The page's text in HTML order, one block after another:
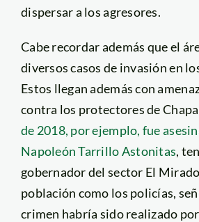
dispersar a los agresores.
Cabe recordar además que el
diversos casos de invasión en
Estos llegan además con
contra los protectores de
de 2018, por ejemplo, fue
Napoleón Tarrillo Astonitas,
gobernador del sector El
población como los policías,
crimen habría sido realizado